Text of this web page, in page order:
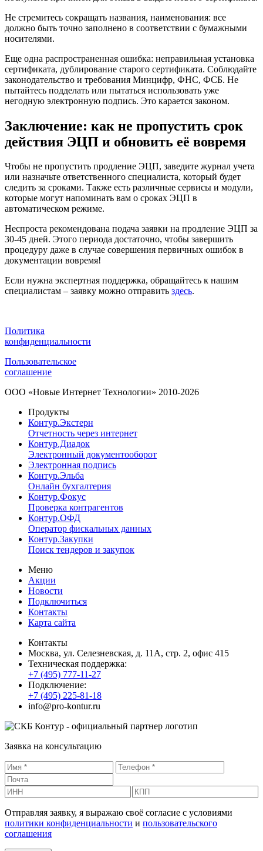
Не стремитесь сокращать названия, наименования: все
должно быть точно заполнено в соответствии с бумажными
носителями.
Еще одна распространенная ошибка: неправильная установка
сертификата, дублирование старого сертификата. Соблюдайте
законодательство и требования Минцифр, ФНС, ФСБ. Не
пытайтесь подделать или пытаться использовать уже
негодную электронную подпись. Это карается законом.
Заключение: как не пропустить срок
действия ЭЦП и обновить её вовремя
Чтобы не пропустить продление ЭЦП, заведите журнал учета
или назначьте ответственного специалиста, который будет
следить за сроками. Также есть различные сервисы и модули,
которые могут напоминать вам о сроках ЭЦП в
автоматическом режиме.
Неспроста рекомендована подача заявки на продление ЭЦП за
30-45 дней. Этого периода достаточно, чтобы завершить
процедуру даже в случае совершения первичных ошибок в
документации вовремя!
Если нужна экспертная поддержка, обращайтесь к нашим
специалистам – заявку можно отправить здесь.
Политика
конфиденциальности
Пользовательское
соглашение
ООО «Новые Интернет Технологии» 2010-2026
Продукты
Контур.Экстерн
Отчетность через интернет
Контур.Диадок
Электронный документооборот
Электронная подпись
Контур.Эльба
Онлайн бухгалтерия
Контур.Фокус
Проверка контрагентов
Контур.ОФД
Оператор фискальных данных
Контур.Закупки
Поиск тендеров и закупок
Меню
Акции
Новости
Подключиться
Контакты
Карта сайта
Контакты
Москва, ул. Селезневская, д. 11А, стр. 2, офис 415
Техническая поддержка:
+7 (495) 777-11-27
Подключение:
+7 (495) 225-81-18
info@pro-kontur.ru
Заявка на консультацию
Отправляя заявку, я выражаю своё согласие с условиями
политики конфиденциальности и пользовательского
соглашения